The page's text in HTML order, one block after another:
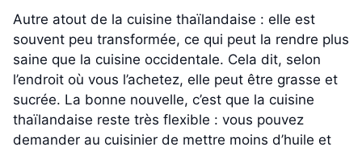
Autre atout de la cuisine thaïlandaise : elle est
souvent peu transformée, ce qui peut la rendre plus
saine que la cuisine occidentale. Cela dit, selon
l’endroit où vous l’achetez, elle peut être grasse et
sucrée. La bonne nouvelle, c’est que la cuisine
thaïlandaise reste très flexible : vous pouvez
demander au cuisinier de mettre moins d’huile et